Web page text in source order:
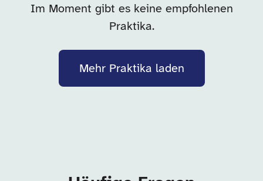
Im Moment gibt es keine empfohlenen
Praktika.
Mehr Praktika laden